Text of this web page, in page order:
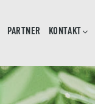
PARTNER KONTAKT